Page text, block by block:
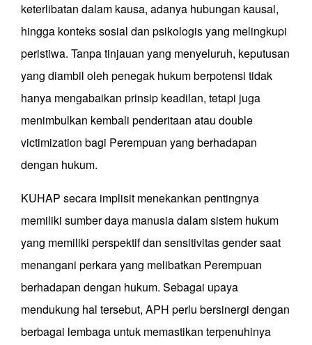
keterlibatan dalam kausa, adanya hubungan kausal,
hingga konteks sosial dan psikologis yang melingkupi
peristiwa. Tanpa tinjauan yang menyeluruh, keputusan
yang diambil oleh penegak hukum berpotensi tidak
hanya mengabaikan prinsip keadilan, tetapi juga
menimbulkan kembali penderitaan atau double
victimization bagi Perempuan yang berhadapan
dengan hukum.
KUHAP secara implisit menekankan pentingnya
memiliki sumber daya manusia dalam sistem hukum
yang memiliki perspektif dan sensitivitas gender saat
menangani perkara yang melibatkan Perempuan
berhadapan dengan hukum. Sebagai upaya
mendukung hal tersebut, APH perlu bersinergi dengan
berbagai lembaga untuk memastikan terpenuhinya